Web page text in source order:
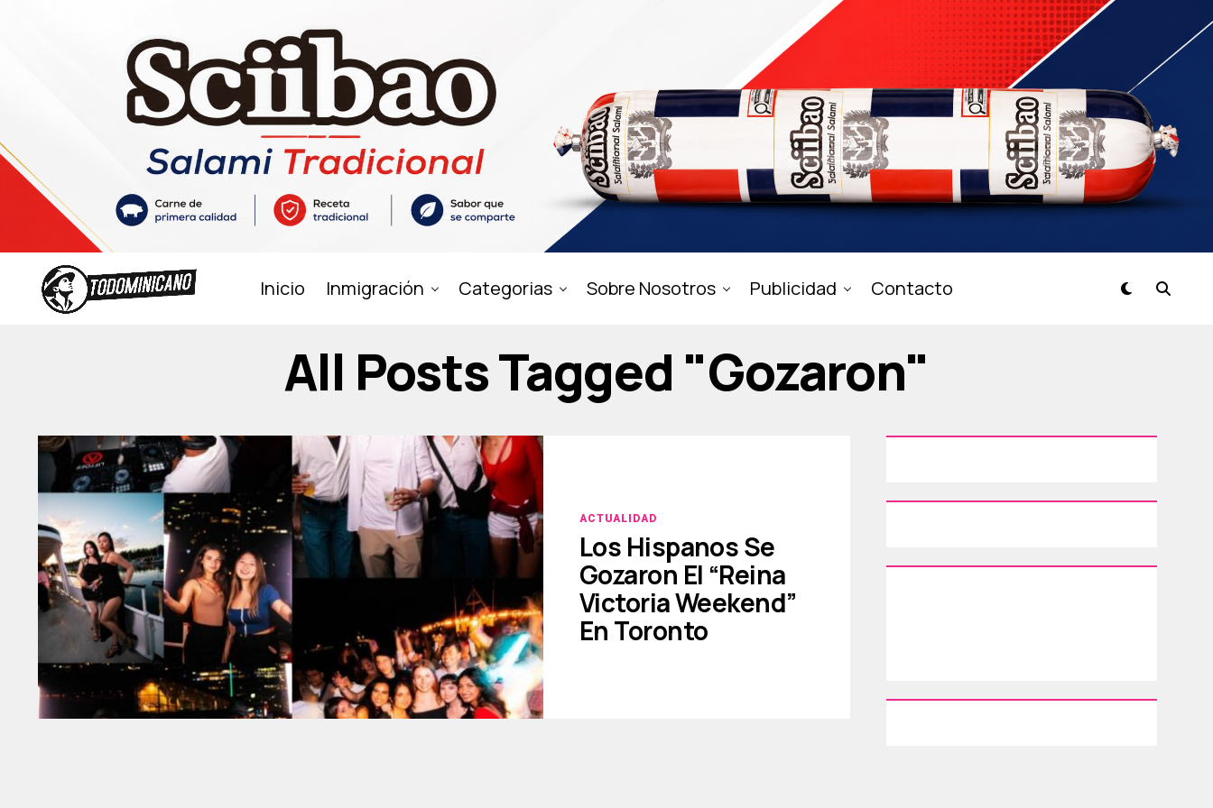
Inicio Inmigración Categorias Sobre Nosotros Publicidad Contacto
All Posts Tagged "gozaron"
ACTUALIDAD
Los Hispanos Se
Gozaron El “Reina
Victoria Weekend”
En Toronto